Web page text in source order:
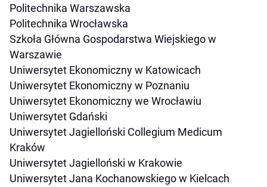
Politechnika Warszawska
Politechnika Wrocławska
Szkoła Główna Gospodarstwa Wiejskiego w
Warszawie
Uniwersytet Ekonomiczny w Katowicach
Uniwersytet Ekonomiczny w Poznaniu
Uniwersytet Ekonomiczny we Wrocławiu
Uniwersytet Gdański
Uniwersytet Jagielloński Collegium Medicum
Kraków
Uniwersytet Jagielloński w Krakowie
Uniwersytet Jana Kochanowskiego w Kielcach